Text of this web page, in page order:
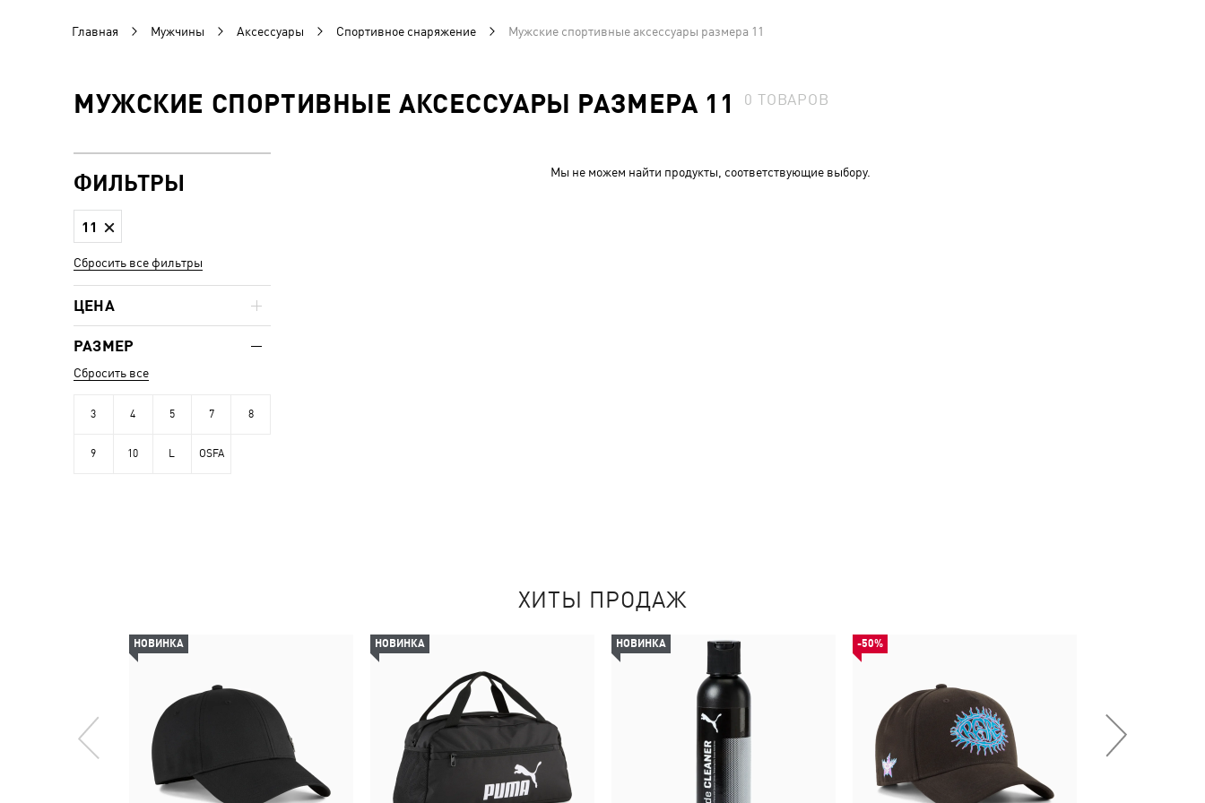
Главная Мужчины Аксессуары Спортивное снаряжение Мужские спортивные аксессуары размера 11
МУЖСКИЕ СПОРТИВНЫЕ АКСЕССУАРЫ РАЗМЕРА 11 0 ТОВАРОВ
Мы не можем найти продукты, соответствующие выбору.
ФИЛЬТРЫ
11
Сбросить все фильтры
ЦЕНА
РАЗМЕР
Сбросить все
3 4 5 7 8
9 10 L OSFA
ХИТЫ ПРОДАЖ
НОВИНКА НОВИНКА НОВИНКА -50%